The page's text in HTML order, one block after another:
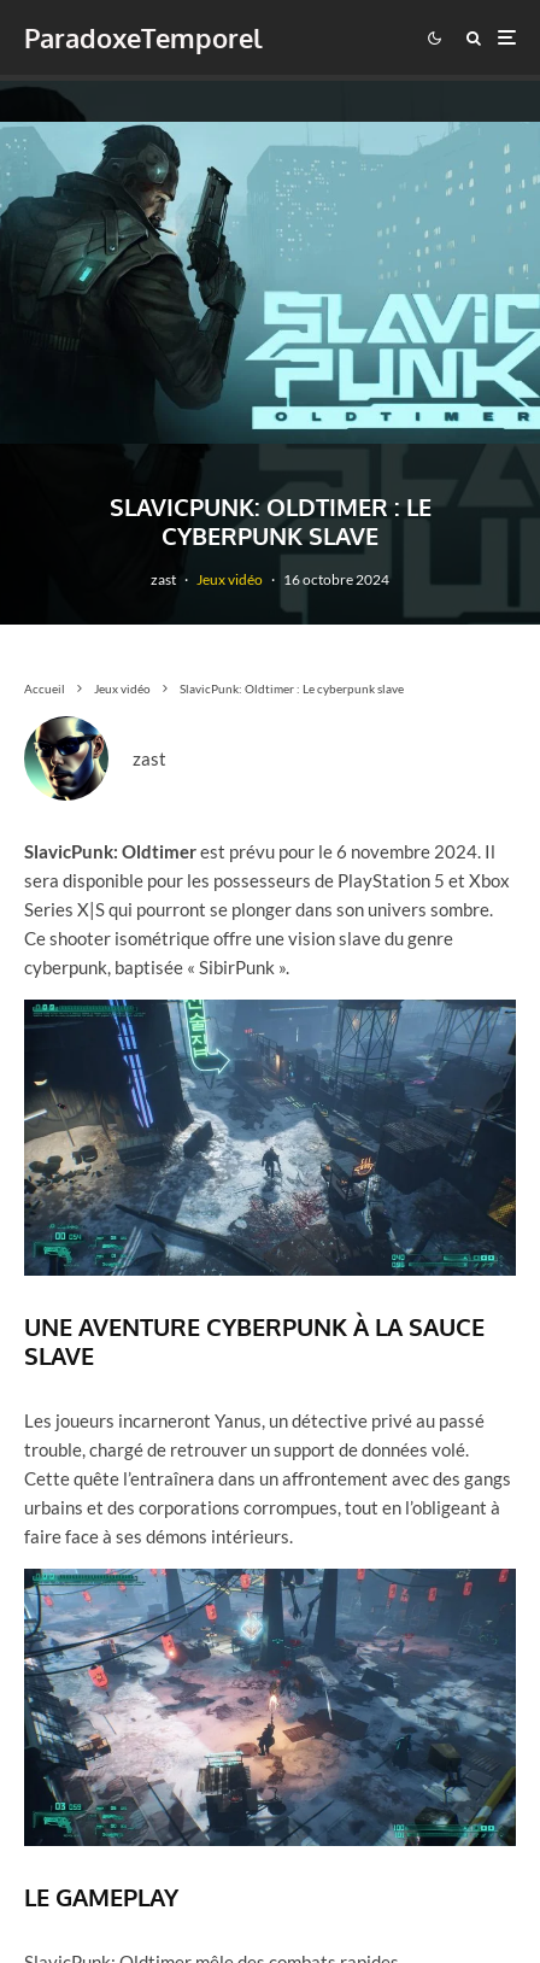
ParadoxeTemporel
SLAVICPUNK: OLDTIMER : LE
CYBERPUNK SLAVE
zast · Jeux vidéo · 16 octobre 2024
Accueil Jeux vidéo SlavicPunk: Oldtimer : Le cyberpunk slave
zast
SlavicPunk: Oldtimerest prévu pour le 6 novembre 2024. Il
sera disponible pour les possesseurs de PlayStation 5 et Xbox
Series X|S qui pourront se plonger dans son univers sombre.
Ce shooter isométrique offre une vision slave du genre
cyberpunk, baptisée « SibirPunk ».
UNE AVENTURE CYBERPUNK À LA SAUCE
SLAVE
Les joueurs incarneront Yanus, un détective privé au passé
trouble, chargé de retrouver un support de données volé.
Cette quête l’entraînera dans un affrontement avec des gangs
urbains et des corporations corrompues, tout en l’obligeant à
faire face à ses démons intérieurs.
LE GAMEPLAY